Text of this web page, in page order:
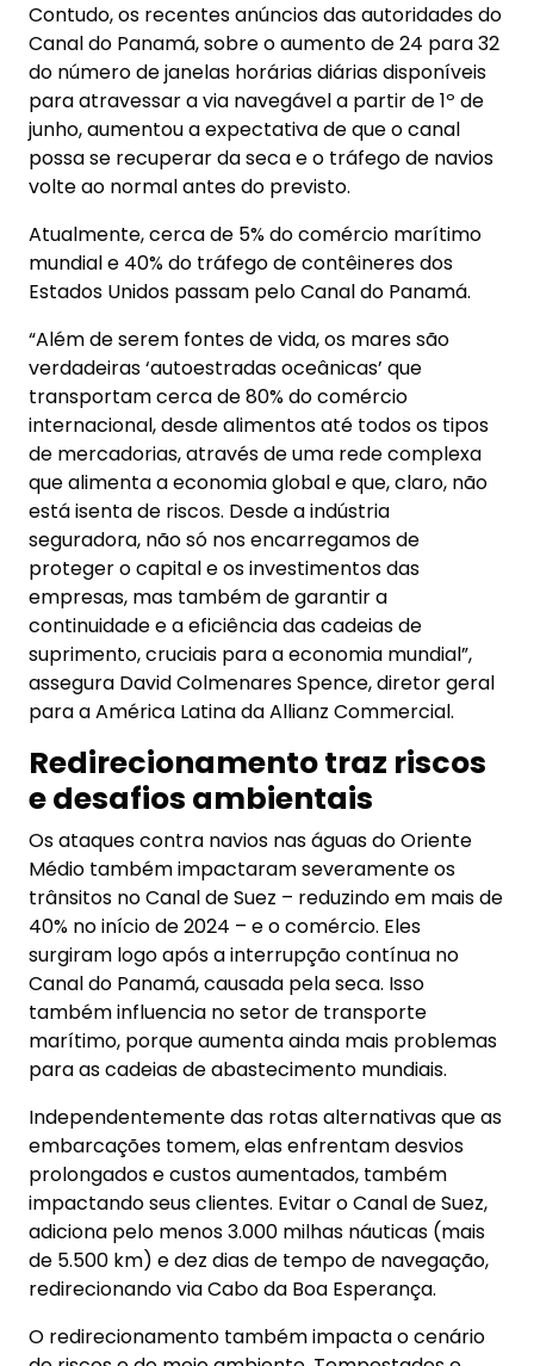
Contudo, os recentes anúncios das autoridades do
Canal do Panamá, sobre o aumento de 24 para 32
do número de janelas horárias diárias disponíveis
para atravessar a via navegável a partir de 1º de
junho, aumentou a expectativa de que o canal
possa se recuperar da seca e o tráfego de navios
volte ao normal antes do previsto.
Atualmente, cerca de 5% do comércio marítimo
mundial e 40% do tráfego de contêineres dos
Estados Unidos passam pelo Canal do Panamá.
“Além de serem fontes de vida, os mares são
verdadeiras ‘autoestradas oceânicas’ que
transportam cerca de 80% do comércio
internacional, desde alimentos até todos os tipos
de mercadorias, através de uma rede complexa
que alimenta a economia global e que, claro, não
está isenta de riscos. Desde a indústria
seguradora, não só nos encarregamos de
proteger o capital e os investimentos das
empresas, mas também de garantir a
continuidade e a eficiência das cadeias de
suprimento, cruciais para a economia mundial”,
assegura David Colmenares Spence, diretor geral
para a América Latina da Allianz Commercial.
Redirecionamento traz riscos
e desafios ambientais
Os ataques contra navios nas águas do Oriente
Médio também impactaram severamente os
trânsitos no Canal de Suez – reduzindo em mais de
40% no início de 2024 – e o comércio. Eles
surgiram logo após a interrupção contínua no
Canal do Panamá, causada pela seca. Isso
também influencia no setor de transporte
marítimo, porque aumenta ainda mais problemas
para as cadeias de abastecimento mundiais.
Independentemente das rotas alternativas que as
embarcações tomem, elas enfrentam desvios
prolongados e custos aumentados, também
impactando seus clientes. Evitar o Canal de Suez,
adiciona pelo menos 3.000 milhas náuticas (mais
de 5.500 km) e dez dias de tempo de navegação,
redirecionando via Cabo da Boa Esperança.
O redirecionamento também impacta o cenário